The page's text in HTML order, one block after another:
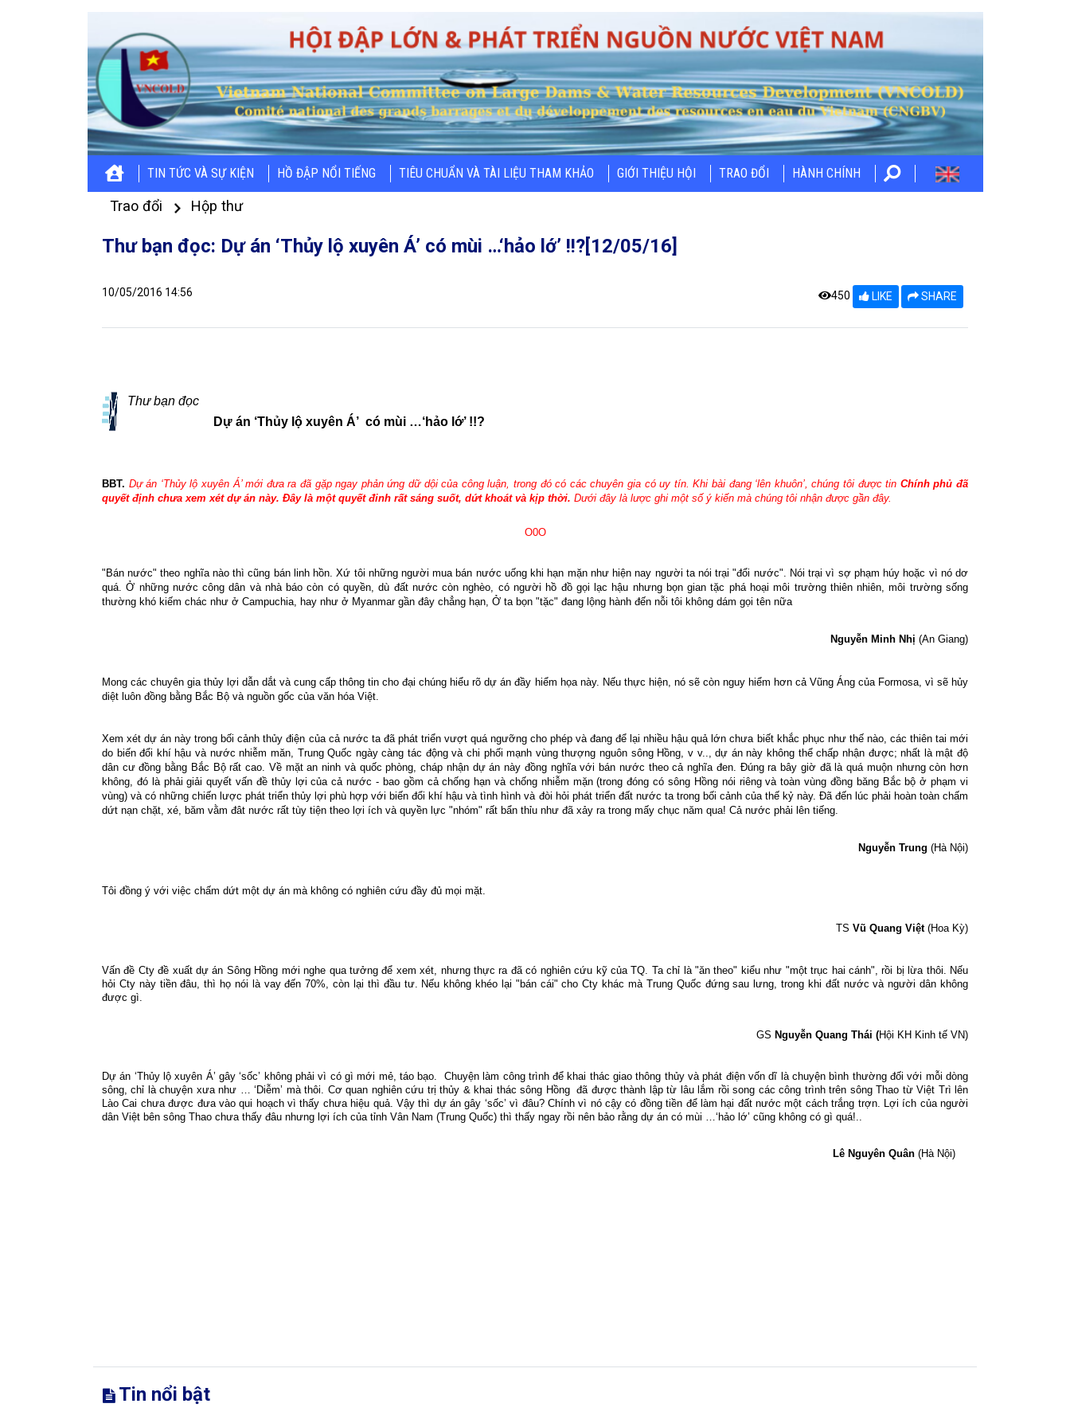
TIN TỨC VÀ SỰ KIỆN HỒ ĐẬP NỔI TIẾNG TIÊU CHUẨN VÀ TÀI LIỆU THAM KHẢO GIỚI THIỆU HỘI TRAO ĐỔI HÀNH CHÍNH
Trao đổi Hộp thư
Thư bạn đọc: Dự án ‘Thủy lộ xuyên Á’ có mùi …‘hảo lớ’ !!?[12/05/16]
10/05/2016 14:56 450 LIKE SHARE
Thư bạn đọc
Dự án ‘Thủy lộ xuyên Á’ có mùi …‘hảo lớ’ !!?
BBT. Dự án ‘Thủy lộ xuyên Á’ mới đưa ra đã gặp ngay phản ứng dữ dội của công luận, trong đó có các chuyên gia có uy tín. Khi bài đang ‘lên khuôn’, chúng tôi được tin Chính phủ đã
quyết định chưa xem xét dự án này. Đây là một quyết đinh rất sáng suốt, dứt khoát và kịp thời. Dưới đây là lược ghi một số ý kiến mà chúng tôi nhận được gần đây.
O0O
"Bán nước" theo nghĩa nào thì cũng bán linh hồn. Xứ tôi những người mua bán nước uống khi hạn mặn như hiện nay người ta nói trại "đổi nước". Nói trại vì sợ phạm húy hoặc vì nó dơ
quá. Ở những nước công dân và nhà báo còn có quyền, dù đất nước còn nghèo, có người hồ đồ gọi lạc hậu nhưng bọn gian tặc phá hoại môi trường thiên nhiên, môi trường sống
thường khó kiếm chác như ở Campuchia, hay như ở Myanmar gần đây chẳng hạn, Ở ta bọn "tặc" đang lộng hành đến nỗi tôi không dám gọi tên nữa
Nguyễn Minh Nhị (An Giang)
Mong các chuyên gia thủy lợi dẫn dắt và cung cấp thông tin cho đại chúng hiểu rõ dự án đầy hiểm họa này. Nếu thực hiện, nó sẽ còn nguy hiểm hơn cả Vũng Áng của Formosa, vì sẽ hủy
diệt luôn đồng bằng Bắc Bộ và nguồn gốc của văn hóa Việt.
Xem xét dự án này trong bối cảnh thủy điện của cả nước ta đã phát triển vượt quá ngưỡng cho phép và đang để lại nhiều hậu quả lớn chưa biết khắc phục như thế nào, các thiên tai mới
do biến đổi khí hậu và nước nhiễm măn, Trung Quốc ngày càng tác động và chi phối mạnh vùng thượng nguôn sông Hồng, v v.., dự án này không thể chấp nhận được; nhất là mật độ
dân cư đồng bằng Bắc Bộ rất cao. Về mặt an ninh và quốc phòng, cháp nhận dự án này đồng nghĩa với bán nước theo cả nghĩa đen. Đúng ra bây giờ đã là quá muộn nhưng còn hơn
không, đó là phải giải quyết vấn đề thủy lợi của cả nước - bao gồm cả chống hạn và chống nhiễm mặn (trong đóng có sông Hồng nói riêng và toàn vùng đồng băng Bắc bộ ở phạm vi
vùng) và có những chiến lược phát triển thủy lợi phù hợp với biến đổi khí hậu và tình hình và đòi hỏi phát triển đất nước ta trong bối cảnh của thế kỷ này. Đã đến lúc phải hoàn toàn chấm
dứt nạn chặt, xé, băm vằm đât nước rất tùy tiện theo lợi ích và quyền lực "nhóm" rất bẩn thỉu như đã xảy ra trong mấy chục năm qua! Cả nước phải lên tiếng.
Nguyễn Trung (Hà Nội)
Tôi đồng ý với việc chấm dứt một dự án mà không có nghiên cứu đầy đủ mọi mặt.
TS Vũ Quang Việt(Hoa Kỳ)
Vấn đề Cty đề xuất dự án Sông Hồng mới nghe qua tưởng để xem xét, nhưng thực ra đã có nghiên cứu kỹ của TQ. Ta chỉ là "ăn theo" kiểu như "một trục hai cánh", rồi bị lừa thôi. Nếu
hỏi Cty này tiền đâu, thì họ nói là vay đến 70%, còn lại thì đầu tư. Nếu không khéo lại "bán cái" cho Cty khác mà Trung Quốc đứng sau lưng, trong khi đất nước và người dân không
được gì.
GS Nguyễn Quang Thái (Hội KH Kinh tế VN)
Dự án ‘Thủy lộ xuyên Á’ gây ‘sốc’ không phải vì có gì mới mẻ, táo bạo.
Chuyện làm công trình để khai thác giao thông thủy và phát điện vốn dĩ là chuyện bình thường đối với mỗi dòng
sông, chỉ là chuyện xưa như … ‘Diễm’ mà thôi. Cơ quan nghiên cứu trị thủy & khai thác sông Hồng đã được thành lập từ lâu lắm rồi song các công trình trên sông Thao từ Việt Trì lên
Lào Cai chưa được đưa vào qui hoạch vì thấy chưa hiệu quả. Vậy thì dự án gây ‘sốc’ vì đâu? Chính vì nó cậy có đồng tiền để làm hại đất nước một cách trắng trợn. Lợi ích của người
dân Việt bên sông Thao chưa thấy đâu nhưng lợi ích của tỉnh Vân Nam (Trung Quốc) thì thấy ngay rồi nên bảo rằng dự án có mùi …‘hảo lớ’ cũng không có gì quá!..
Lê Nguyên Quân (Hà Nội)
Tin nổi bật